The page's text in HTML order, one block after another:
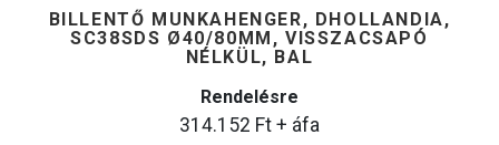
BILLENTŐ MUNKAHENGER, DHOLLANDIA,
SC38SDS Ø40/80MM, VISSZACSAPÓ
NÉLKÜL, BAL
Rendelésre
314.152 Ft + áfa